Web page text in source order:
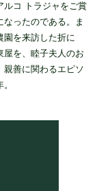
ルコ トラジャをご賞
ったのである。ま
園を来訪した折に
屋を、睦子夫人のお
善に関わるエピソ